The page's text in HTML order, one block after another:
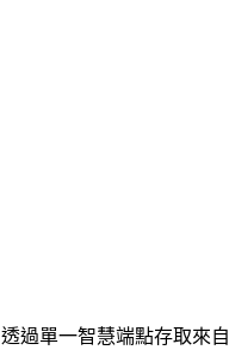
過單一智慧端點存取來